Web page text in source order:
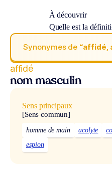
À découvrir
Quelle est la
Synonymes de “affidé,
affidé
nom masculin
Sens principaux
[Sens commun]
homme de main acolyte
espion